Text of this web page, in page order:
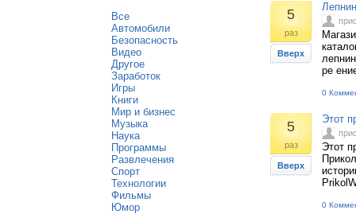
Все
Автомобили
Безопасность
Видео
Другое
Заработок
Игры
Книги
Мир и бизнес
Музыка
Наука
Программы
Развлечения
Спорт
Технологии
Фильмы
Юмор
5
раз
Вверх
ре
0
5
раз
Вверх
Этот
Этот
0